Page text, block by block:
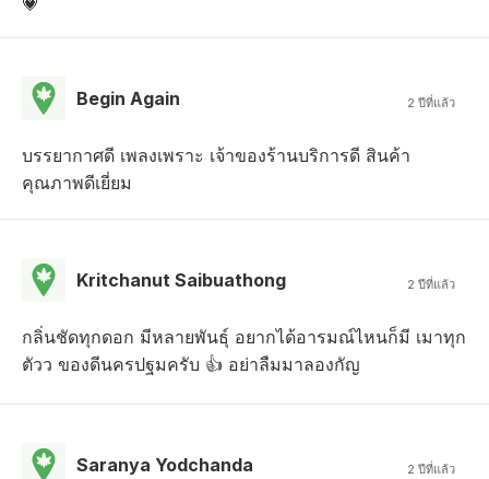
💗
Begin Again 2 ปีที่แล้ว
บรรยากาศดี เพลงเพราะ เจ้าของร้านบริการดี สินค้า
คุณภาพดีเยี่ยม
Kritchanut Saibuathong 2 ปีที่แล้ว
กลิ่นชัดทุกดอก มีหลายพันธุ์ อยากได้อารมณ์ไหนก็มี เมาทุก
ตัวว ของดีนครปฐมครับ 👍 อย่าลืมมาลองกัญ
Saranya Yodchanda 2 ปีที่แล้ว